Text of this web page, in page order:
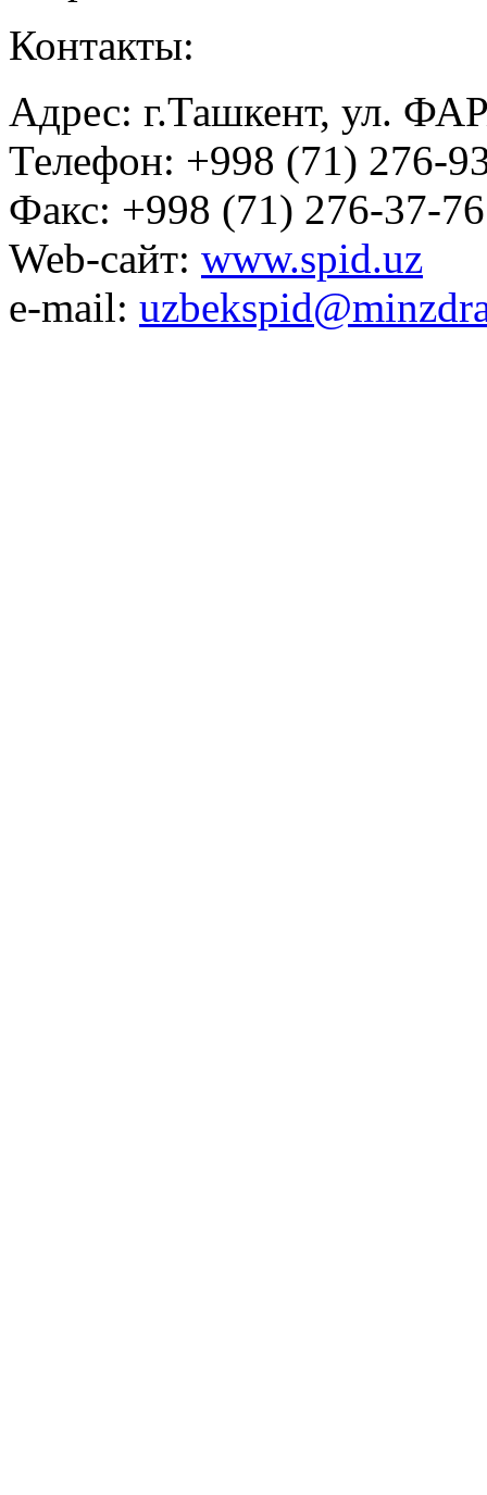
Контакты:
Адрес: г.Ташкент, ул.
Телефон: +998 (71) 276-
Факс: +998 (71) 276-37-76
Web-сайт: www.spid.uz
e-mail: